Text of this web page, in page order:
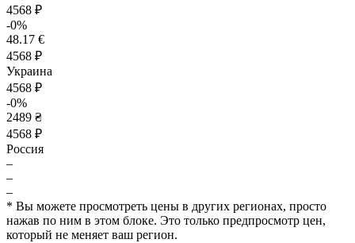
4568 ₽
-0%
48.17 €
4568 ₽
Украина
4568 ₽
-0%
2489 ₴
4568 ₽
Россия
–
–
–
* Вы можете просмотреть цены в других регионах, просто
нажав по ним в этом блоке. Это только предпросмотр цен,
который не меняет ваш регион.